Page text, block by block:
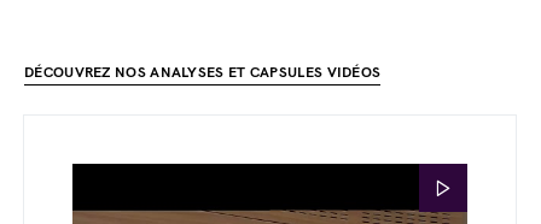
DÉCOUVREZ NOS ANALYSES ET CAPSULES VIDÉOS